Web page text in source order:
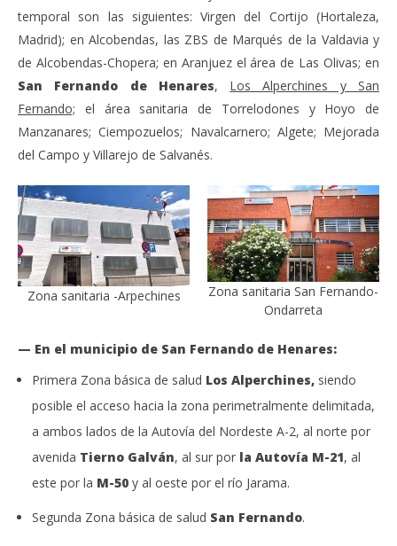
temporal son las siguientes: Virgen del Cortijo (Hortaleza,
Madrid); en Alcobendas, las ZBS de Marqués de la Valdavia y
de Alcobendas-Chopera; en Aranjuez el área de Las Olivas; en
San Fernando de Henares, Los Alperchines y San
Fernando; el área sanitaria de Torrelodones y Hoyo de
Manzanares; Ciempozuelos; Navalcarnero; Algete; Mejorada
del Campo y Villarejo de Salvanés.
Zona sanitaria -Arpechines
Zona sanitaria San Fernando-
Ondarreta
— En el municipio de San Fernando de Henares:
Primera Zona básica de salud Los Alperchines, siendo
posible el acceso hacia la zona perimetralmente delimitada,
a ambos lados de la Autovía del Nordeste A-2, al norte por
avenida Tierno Galván, al sur por la Autovía M-21, al
este por la M-50 y al oeste por el río Jarama.
Segunda Zona básica de salud San Fernando.